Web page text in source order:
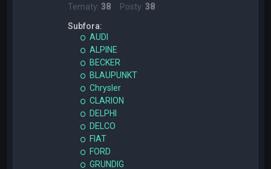
Tematy:38 Posty:38
Subfora:
AUDI
ALPINE
BECKER
BLAUPUNKT
Chrysler
CLARION
DELPHI
DELCO
FIAT
FORD
GRUNDIG